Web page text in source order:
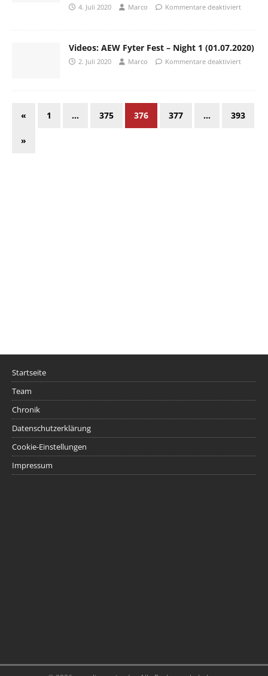
4. Juli 2020 Marco Kommentare deaktiviert
Videos: AEW Fyter Fest – Night 1 (01.07.2020)
2. Juli 2020 Marco Kommentare deaktiviert
« 1 … 375 376 377 … 393
»
Startseite
Team
Chronik
Datenschutzerklärung
Cookie-Einstellungen
Impressum